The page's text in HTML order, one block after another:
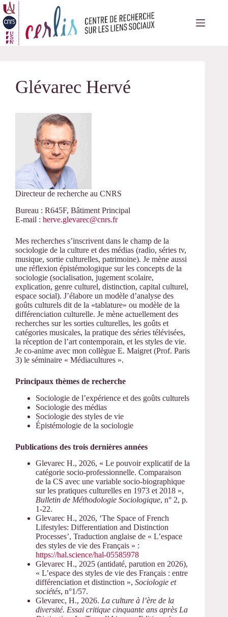
Passer
au
contenu
Glévarec Hervé
Directeur de recherche au CNRS
Bureau : R645F, Bâtiment Principal
E-mail : herve.glevarec@cnrs.fr
Mes recherches s’inscrivent dans le champ de la
sociologie de la culture et des médias (radio, séries tv,
musique, sortie culturelles, patrimoine). Je mène aussi
une réflexion épistémologique sur les concepts de la
sociologie (socialisation, jugement scolaire,
explication, genre culturel, distinction, capital culturel,
espace social). J’élabore un modèle d’analyse des
goûts culturels dit de la «tablature» ou modèle de la
différenciation culturelle. Je mène actuellement des
recherches sur les sorties culturelles, les goûts et
catégories musicales, la pratique des séries télévisées,
la réception de l’art contemporain, et les styles de vie.
Je co-anime avec mon collègue E. Maigret (Prof. Paris
3) le séminaire « Médiacultures ».
Principaux thèmes de recherche
Sociologie de l’expérience et des goûts culturels
Sociologie des médias
Sociologie des styles de vie
Épistémologie de la sociologie
Publications des trois dernières années
Glevarec H., 2026, « Le pouvoir explicatif de la
catégorie socio-professionnelle. Comparaison
de la CS avec une variable socio-biographique
sur les pratiques culturelles en 1973 et 2018 »,
Bulletin de Méthodologie Sociologique, n° 2, p.
1-22.
Glevarec H., 2026, ‘The Space of French
Lifestyles: Differentiation and Distinction
Processes’, Traduction anglaise de « L’espace
des styles de vie des Français » :
https://hal.science/hal-05585978
Glevarec H., 2025 (antidaté, parution en 2026),
« L’espace des styles de vie des Français : entre
différenciation et distinction », Sociologie et
sociétés, n°1/57.
Glevarec, H., 2026. La culture à l’ère de la
diversité. Essai critique cinquante ans après La